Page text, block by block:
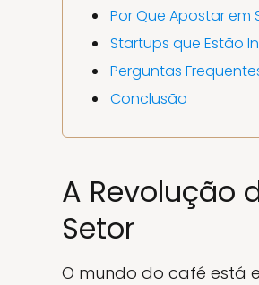
Por Que Apostar
Startups que Estão
Perguntas
Conclusão
A Revolução
Setor
O mundo do café está